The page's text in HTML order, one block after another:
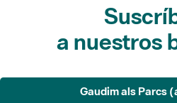
a nuestros
Gaudim als Parcs